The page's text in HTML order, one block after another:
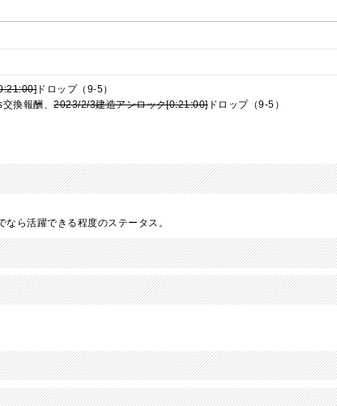
ドロップ（9-5）
換報酬、2023/2/3建造アンロック[0:21:00]ドロップ（9-5）
ら活躍できる程度のステータス。